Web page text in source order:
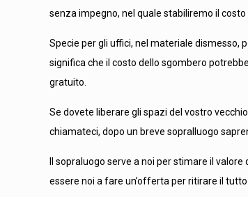
senza impegno, nel quale stabiliremo il costo
Specie per gli uffici, nel materiale dismesso,
significa che il costo dello sgombero
gratuito.
Se dovete liberare gli spazi del vostro
chiamateci, dopo un breve sopralluogo
Il sopraluogo serve a noi per stimare il
essere noi a fare un’offerta per ritirare il